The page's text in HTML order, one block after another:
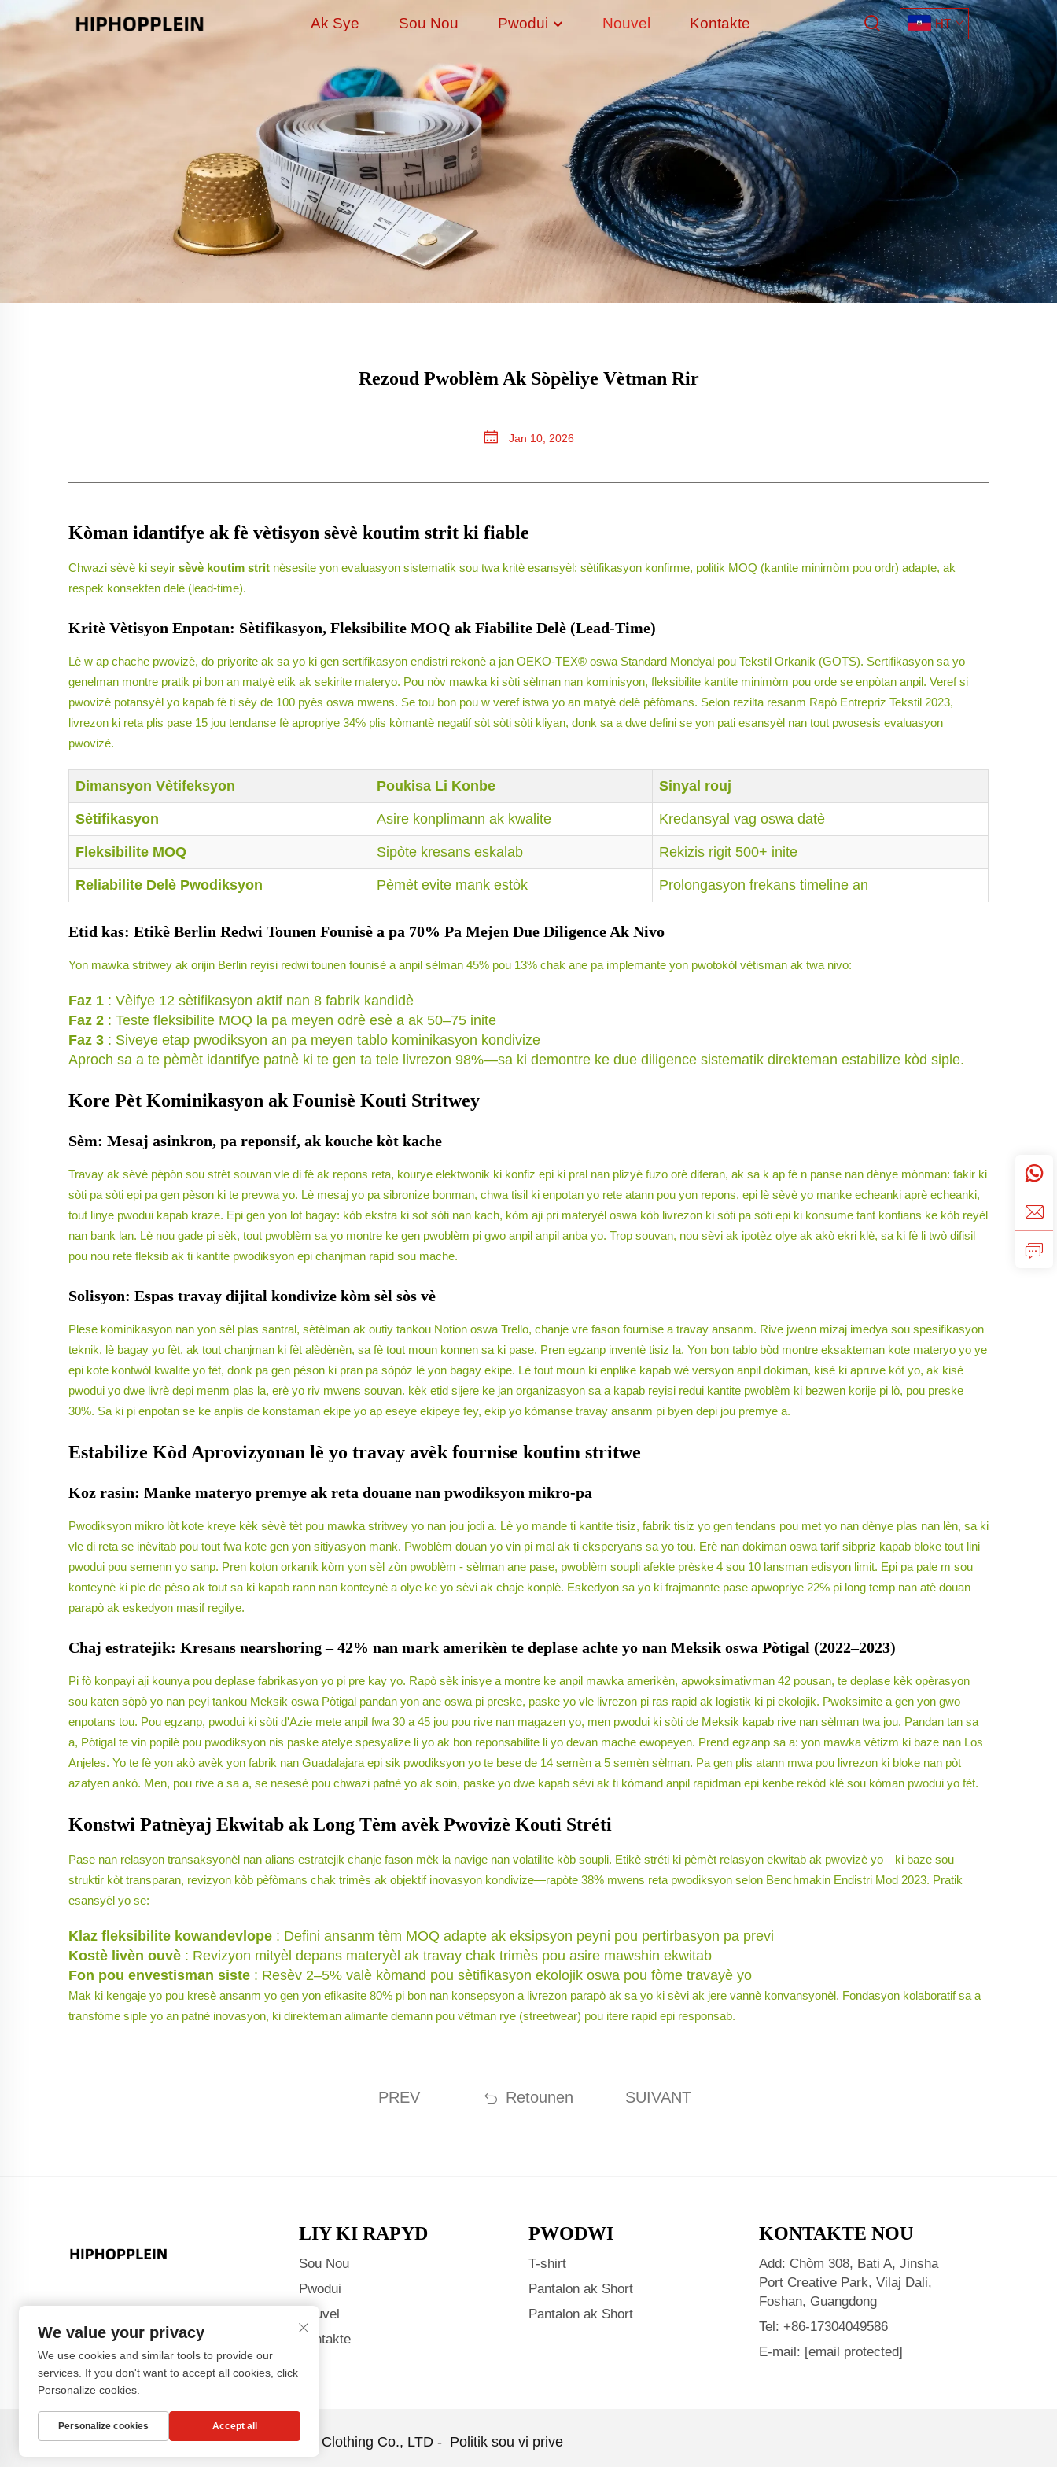
Ak Sye Sou Nou Pwodui Nouvel Kontakte HT
Rezoud Pwoblèm Ak Sòpèliye Vètman Rir
Jan 10, 2026
Kòman idantifye ak fè vètisyon sèvè koutim strit ki fiable
Chwazi sèvè ki seyir sèvè koutim strit nèsesite yon evaluasyon sistematik sou twa kritè esansyèl: sètifikasyon konfirme, politik MOQ (kantite minimòm pou ordr) adapte, ak
respek konsekten delè (lead-time).
Kritè Vètisyon Enpotan: Sètifikasyon, Fleksibilite MOQ ak Fiabilite Delè (Lead-Time)
Lè w ap chache pwovizè, do priyorite ak sa yo ki gen sertifikasyon endistri rekonè a jan OEKO-TEX® oswa Standard Mondyal pou Tekstil Orkanik (GOTS). Sertifikasyon sa yo
genelman montre pratik pi bon an matyè etik ak sekirite materyo. Pou nòv mawka ki sòti sèlman nan kominisyon, fleksibilite kantite minimòm pou orde se enpòtan anpil. Veref si
pwovizè potansyèl yo kapab fè ti sèy de 100 pyès oswa mwens. Se tou bon pou w veref istwa yo an matyè delè pèfòmans. Selon rezilta resanm Rapò Entrepriz Tekstil 2023,
livrezon ki reta plis pase 15 jou tendanse fè apropriye 34% plis kòmantè negatif sòt sòti sòti kliyan, donk sa a dwe defini se yon pati esansyèl nan tout pwosesis evaluasyon
pwovizè.
Dimansyon Vètifeksyon Poukisa Li Konbe Sinyal rouj
Sètifikasyon Asire konplimann ak kwalite Kredansyal vag oswa datè
Fleksibilite MOQ Sipòte kresans eskalab Rekizis rigit 500+ inite
Reliabilite Delè Pwodiksyon Pèmèt evite mank estòk Prolongasyon frekans timeline an
Etid kas: Etikè Berlin Redwi Tounen Founisè a pa 70% Pa Mejen Due Diligence Ak Nivo
Yon mawka stritwey ak orijin Berlin reyisi redwi tounen founisè a anpil sèlman 45% pou 13% chak ane pa implemante yon pwotokòl vètisman ak twa nivo:
Faz 1 : Vèifye 12 sètifikasyon aktif nan 8 fabrik kandidè
Faz 2 : Teste fleksibilite MOQ la pa meyen odrè esè a ak 50–75 inite
Faz 3 : Siveye etap pwodiksyon an pa meyen tablo kominikasyon kondivize
Aproch sa a te pèmèt idantifye patnè ki te gen ta tele livrezon 98%—sa ki demontre ke due diligence sistematik direkteman estabilize kòd siple.
Kore Pèt Kominikasyon ak Founisè Kouti Stritwey
Sèm: Mesaj asinkron, pa reponsif, ak kouche kòt kache
Travay ak sèvè pèpòn sou strèt souvan vle di fè ak repons reta, kourye elektwonik ki konfiz epi ki pral nan plizyè fuzo orè diferan, ak sa k ap fè n panse nan dènye mònman: fakir ki
sòti pa sòti epi pa gen pèson ki te prevwa yo. Lè mesaj yo pa sibronize bonman, chwa tisil ki enpotan yo rete atann pou yon repons, epi lè sèvè yo manke echeanki aprè echeanki,
tout linye pwodui kapab kraze. Epi gen yon lot bagay: kòb ekstra ki sot sòti nan kach, kòm aji pri materyèl oswa kòb livrezon ki sòti pa sòti epi ki konsume tant konfians ke kòb reyèl
nan bank lan. Lè nou gade pi sèk, tout pwoblèm sa yo montre ke gen pwoblèm pi gwo anpil anpil anba yo. Trop souvan, nou sèvi ak ipotèz olye ak akò ekri klè, sa ki fè li twò difisil
pou nou rete fleksib ak ti kantite pwodiksyon epi chanjman rapid sou mache.
Solisyon: Espas travay dijital kondivize kòm sèl sòs vè
Plese kominikasyon nan yon sèl plas santral, sètèlman ak outiy tankou Notion oswa Trello, chanje vre fason fournise a travay ansanm. Rive jwenn mizaj imedya sou spesifikasyon
teknik, lè bagay yo fèt, ak tout chanjman ki fèt alèdènèn, sa fè tout moun konnen sa ki pase. Pren egzanp inventè tisiz la. Yon bon tablo bòd montre eksakteman kote materyo yo ye
epi kote kontwòl kwalite yo fèt, donk pa gen pèson ki pran pa sòpòz lè yon bagay ekipe. Lè tout moun ki enplike kapab wè versyon anpil dokiman, kisè ki apruve kòt yo, ak kisè
pwodui yo dwe livrè depi menm plas la, erè yo riv mwens souvan. kèk etid sijere ke jan organizasyon sa a kapab reyisi redui kantite pwoblèm ki bezwen korije pi lò, pou preske
30%. Sa ki pi enpotan se ke anplis de konstaman ekipe yo ap eseye ekipeye fey, ekip yo kòmanse travay ansanm pi byen depi jou premye a.
Estabilize Kòd Aprovizyonan lè yo travay avèk fournise koutim stritwe
Koz rasin: Manke materyo premye ak reta douane nan pwodiksyon mikro-pa
Pwodiksyon mikro lòt kote kreye kèk sèvè tèt pou mawka stritwey yo nan jou jodi a. Lè yo mande ti kantite tisiz, fabrik tisiz yo gen tendans pou met yo nan dènye plas nan lèn, sa ki
vle di reta se inèvitab pou tout fwa kote gen yon sitiyasyon mank. Pwoblèm douan yo vin pi mal ak ti eksperyans sa yo tou. Erè nan dokiman oswa tarif sibpriz kapab bloke tout lini
pwodui pou semenn yo sanp. Pren koton orkanik kòm yon sèl zòn pwoblèm - sèlman ane pase, pwoblèm soupli afekte prèske 4 sou 10 lansman edisyon limit. Epi pa pale m sou
konteynè ki ple de pèso ak tout sa ki kapab rann nan konteynè a olye ke yo sèvi ak chaje konplè. Eskedyon sa yo ki frajmannte pase apwopriye 22% pi long temp nan atè douan
parapò ak eskedyon masif regilye.
Chaj estratejik: Kresans nearshoring – 42% nan mark amerikèn te deplase achte yo nan Meksik oswa Pòtigal (2022–2023)
Pi fò konpayi aji kounya pou deplase fabrikasyon yo pi pre kay yo. Rapò sèk inisye a montre ke anpil mawka amerikèn, apwoksimativman 42 pousan, te deplase kèk opèrasyon
sou katen sòpò yo nan peyi tankou Meksik oswa Pòtigal pandan yon ane oswa pi preske, paske yo vle livrezon pi ras rapid ak logistik ki pi ekolojik. Pwoksimite a gen yon gwo
enpotans tou. Pou egzanp, pwodui ki sòti d'Azie mete anpil fwa 30 a 45 jou pou rive nan magazen yo, men pwodui ki sòti de Meksik kapab rive nan sèlman twa jou. Pandan tan sa
a, Pòtigal te vin popilè pou pwodiksyon nis paske atelye spesyalize li yo ak bon reponsabilite li yo devan mache ewopeyen. Prend egzanp sa a: yon mawka vètizm ki baze nan Los
Anjeles. Yo te fè yon akò avèk yon fabrik nan Guadalajara epi sik pwodiksyon yo te bese de 14 semèn a 5 semèn sèlman. Pa gen plis atann mwa pou livrezon ki bloke nan pòt
azatyen ankò. Men, pou rive a sa a, se nesesè pou chwazi patnè yo ak soin, paske yo dwe kapab sèvi ak ti kòmand anpil rapidman epi kenbe rekòd klè sou kòman pwodui yo fèt.
Konstwi Patnèyaj Ekwitab ak Long Tèm avèk Pwovizè Kouti Stréti
Pase nan relasyon transaksyonèl nan alians estratejik chanje fason mèk la navige nan volatilite kòb soupli. Etikè stréti ki pèmèt relasyon ekwitab ak pwovizè yo—ki baze sou
struktir kòt transparan, revizyon kòb pèfòmans chak trimès ak objektif inovasyon kondivize—rapòte 38% mwens reta pwodiksyon selon Benchmakin Endistri Mod 2023. Pratik
esansyèl yo se:
Klaz fleksibilite kowandevlope : Defini ansanm tèm MOQ adapte ak eksipsyon peyni pou pertirbasyon pa previ
Kostè livèn ouvè : Revizyon mityèl depans materyèl ak travay chak trimès pou asire mawshin ekwitab
Fon pou envestisman siste : Resèv 2–5% valè kòmand pou sètifikasyon ekolojik oswa pou fòme travayè yo
Mak ki kengaje yo pou kresè ansanm yo gen yon efikasite 80% pi bon nan konsepsyon a livrezon parapò ak sa yo ki sèvi ak jere vannè konvansyonèl. Fondasyon kolaboratif sa a
transfòme siple yo an patnè inovasyon, ki direkteman alimante demann pou vêtman rye (streetwear) pou itere rapid epi responsab.
PREV Retounen SUIVANT
LIY KI RAPYD
Sou Nou
Pwodui
Nouvel
Kontakte
PWODWI
T-shirt
Pantalon ak Short
Pantalon ak Short
KONTAKTE NOU
Add: Chòm 308, Bati A, Jinsha
Port Creative Park, Vilaj Dali,
Foshan, Guangdong
Tel: +86-17304049586
E-mail: [email protected]
Dwa otorite © Guangzhou Xiaohongshu Clothing Co., LTD - Politik sou vi prive
We value your privacy
We use cookies and similar tools to provide our
services. If you don't want to accept all cookies, click
Personalize cookies.
Personalize cookies Accept all